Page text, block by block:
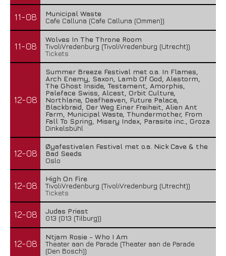
11-08
Municipal Waste
Cafe Calluna (Cafe Calluna (Ommen))
11-08
Wolves In The Throne Room
TivoliVredenburg (TivoliVredenburg (Utrecht))
Tickets
12-08
Summer Breeze Festival met o.a. In Flames,
Arch Enemy, Saxon, Lamb Of God, Alestorm,
The Ghost Inside, Testament, Amorphis,
Paleface Swiss, Alcest, Orbit Culture,
Northlane, Deafheaven, Future Palace,
Blackbraid, Der Weg Einer Freiheit, Alien Ant
Farm, Municipal Waste, Thundermother, From
Fall To Spring, Misery Index, Parasite inc., Groza
Dinkelsbühl
12-08
Øyafestivalen Festival met o.a. Nick Cave & the
Bad Seeds
Oslo
12-08
High On Fire
TivoliVredenburg (TivoliVredenburg (Utrecht))
Tickets
12-08
Judas Priest
013 (013 (Tilburg))
12-08
Ntjam Rosie - Who I Am
Theater aan de Parade (Theater aan de Parade
(Den Bosch))